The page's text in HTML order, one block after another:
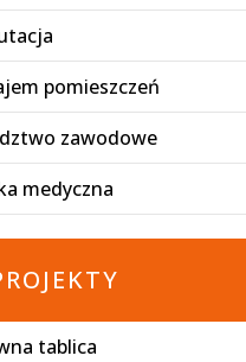
pomieszczeń
zawodowe
medyczna
tablica